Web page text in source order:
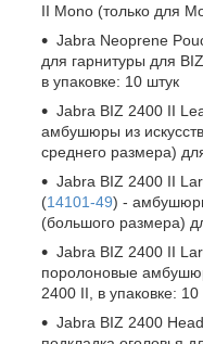
II Mono (только для
Jabra Neoprene
для гарнитуры для
в упаковке: 10 штук
Jabra BIZ 2400 II
амбушюры из
среднего размера)
Jabra BIZ 2400 II
(14101-49) -
(большого размера)
Jabra BIZ 2400 II
поролоновые
2400 II, в упаковке: 10
Jabra BIZ 2400